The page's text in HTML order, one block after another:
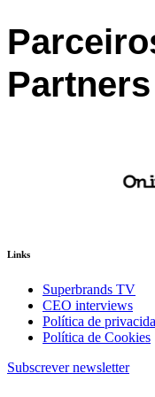
Partners
Links
Superbrands TV
CEO interviews
Política de
Política de Cookies
Subscrever newsletter